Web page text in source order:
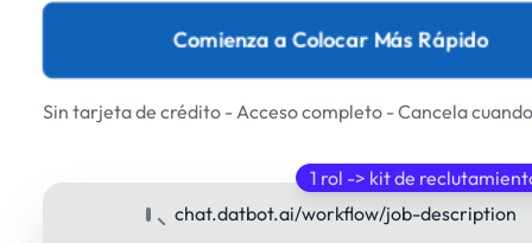
Comienza a Colocar Más Rápido
Sin tarjeta de crédito - Acceso completo - Cancela
chat.datbot.ai/workflow/job-description
1 rol -> kit de